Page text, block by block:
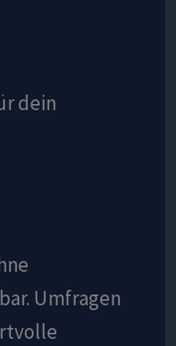
dein
Umfragen